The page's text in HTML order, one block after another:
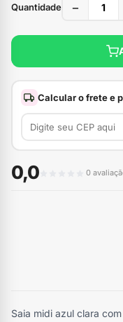
Quantidade −
Calcular o frete e
0,0 0
Saia midi azul clara